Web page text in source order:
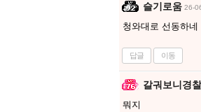
슬기로움 26-
청와대로 선동하네
답글 이동
갈궈보니경찰
뭐지